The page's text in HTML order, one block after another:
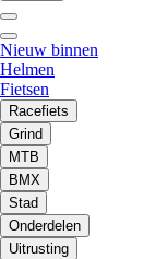
Nieuw binnen
Helmen
Fietsen
Racefiets
Grind
MTB
BMX
Stad
Onderdelen
Uitrusting